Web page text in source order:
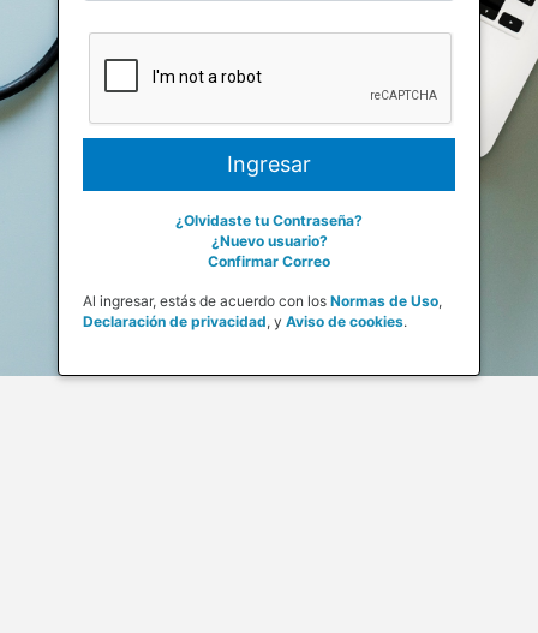
¿Olvidaste tu Contraseña?
¿Nuevo usuario?
Confirmar Correo
Al ingresar, estás de acuerdo con los Normas de Uso,
Declaración de privacidad, y Aviso de cookies.